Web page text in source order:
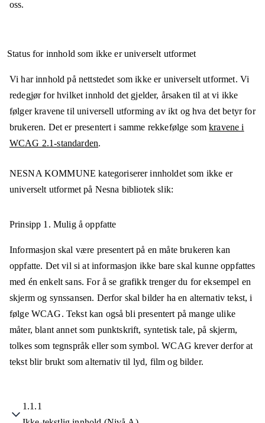
oss.
Status for innhold som ikke er universelt utformet
Vi har innhold på nettstedet som ikke er universelt utformet. Vi
redegjør for hvilket innhold det gjelder, årsaken til at vi ikke
følger kravene til universell utforming av ikt og hva det betyr for
brukeren. Det er presentert i samme rekkefølge somkravene i
WCAG 2.1-standarden.
NESNA KOMMUNE kategoriserer innholdet som ikke er
universelt utformet på Nesna bibliotek slik:
Prinsipp 1. Mulig å oppfatte
Informasjon skal være presentert på en måte brukeren kan
oppfatte. Det vil si at informasjon ikke bare skal kunne oppfattes
med én enkelt sans. For å se grafikk trenger du for eksempel en
skjerm og synssansen. Derfor skal bilder ha en alternativ tekst, i
følge WCAG. Tekst kan også bli presentert på mange ulike
måter, blant annet som punktskrift, syntetisk tale, på skjerm,
tolkes som tegnspråk eller som symbol. WCAG krever derfor at
tekst blir brukt som alternativ til lyd, film og bilder.
1.1.1